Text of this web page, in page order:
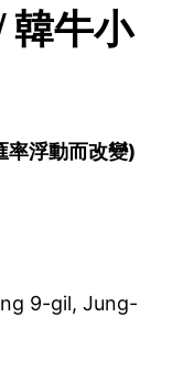
韓牛小
率浮動而改變)
9-gil, Jung-